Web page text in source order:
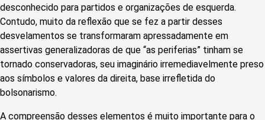
desconhecido para partidos e organizações de esquerda.
Contudo, muito da reflexão que se fez a partir desses
desvelamentos se transformaram apressadamente em
assertivas generalizadoras de que “as periferias” tinham se
tornado conservadoras, seu imaginário irremediavelmente preso
aos símbolos e valores da direita, base irrefletida do
bolsonarismo.
A compreensão desses elementos é muito importante para o